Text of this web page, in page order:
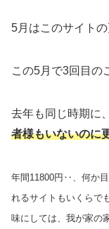
5月はこのサイトの
この5月で3回目の
去年も同じ時期に、
者様もいないのに
年間11800円‥、何か
れるサイトも いくらで
味にしては、我が家の